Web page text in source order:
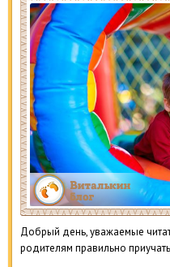
Добрый день, уважаемые
родителям правильно